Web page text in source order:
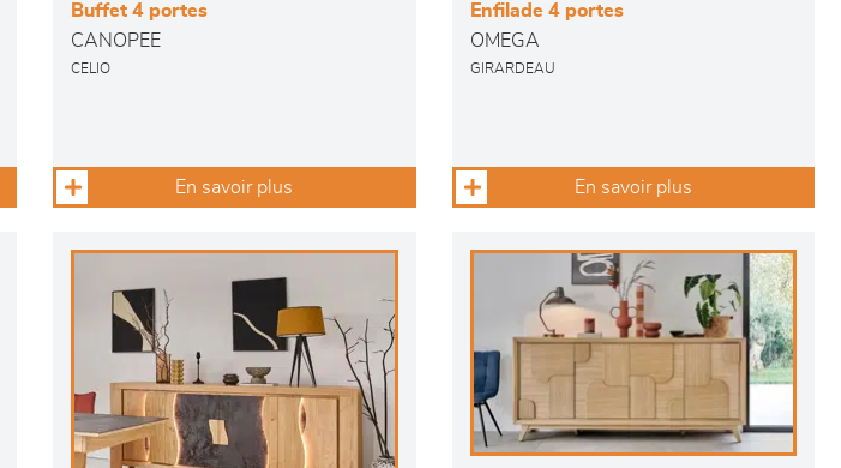
Buffet 4 portes
CANOPEE
CELIO
En savoir plus
Enfilade 4 portes
OMEGA
GIRARDEAU
En savoir plus